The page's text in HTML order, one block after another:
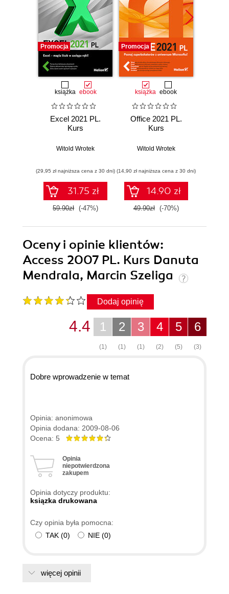
Promocja
książka ebook
Excel 2021 PL.
Kurs
Witold Wrotek
(29,95 zł najniższa cena z 30 dni)
31.75 zł
59.90zł (-47%)
Promocja
książka ebook
Office 2021 PL.
Kurs
Witold Wrotek
(14,90 zł najniższa cena z 30 dni)
14.90 zł
49.90zł (-70%)
Oceny i opinie klientów:
Access 2007 PL. Kurs Danuta
Mendrala, Marcin Szeliga
Dodaj opinię
6
(3)
5
(5)
4
(2)
3
(1)
2
(1)
1
(1)
4.4
Dobre wprowadzenie w temat
Opinia: anonimowa
Opinia dodana: 2009-08-06
Ocena: 5
Opinia
niepotwierdzona
zakupem
Opinia dotyczy produktu:
ksiązka drukowana
Czy opinia była pomocna:
TAK (0) NIE (0)
więcej opinii